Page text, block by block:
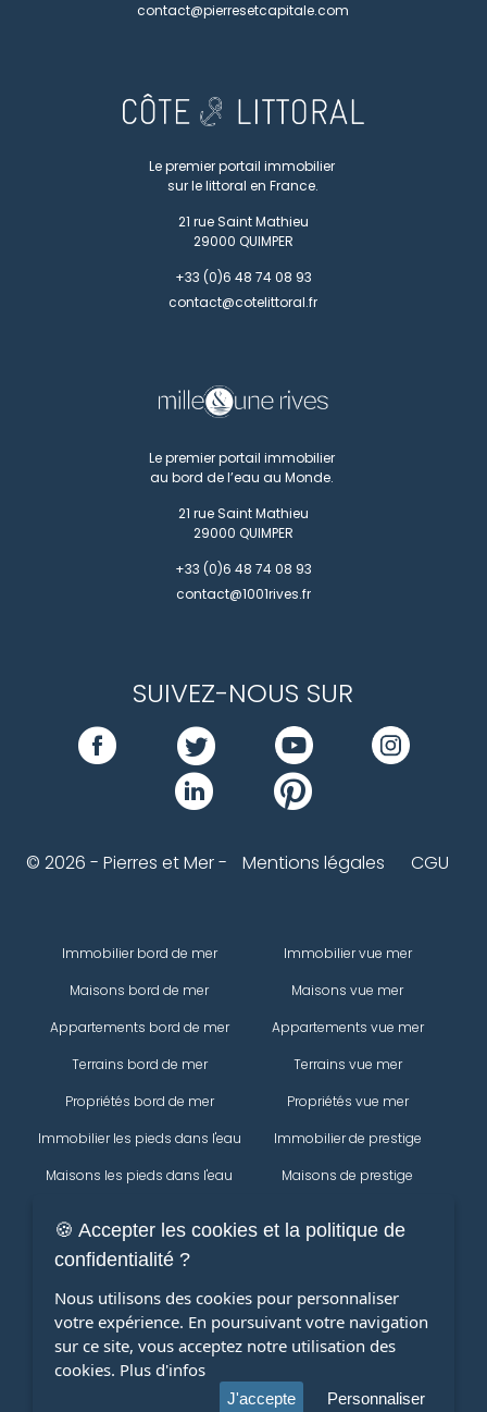
Modifier votre recherche
contact@pierresetcapitale.com
Le premier portail immobilier
sur le littoral en France.
21 rue Saint Mathieu
29000 QUIMPER
+33 (0)6 48 74 08 93
contact@cotelittoral.fr
Le premier portail immobilier
au bord de l’eau au Monde.
21 rue Saint Mathieu
29000 QUIMPER
+33 (0)6 48 74 08 93
contact@1001rives.fr
SUIVEZ-NOUS SUR
© 2026 - Pierres et Mer - Mentions légales CGU
Immobilier bord de mer
Maisons bord de mer
Appartements bord de mer
Terrains bord de mer
Propriétés bord de mer
Immobilier vue mer
Maisons vue mer
Appartements vue mer
Terrains vue mer
Propriétés vue mer
Immobilier les pieds dans l'eau
Maisons les pieds dans l'eau
l'eau
Propriétés les pieds dans l'eau
Immobilier de prestige
Maisons de prestige
Maisons
terrains
🍪 Accepter les cookies et la politique de
confidentialité ?
Nous utilisons des cookies pour personnaliser
votre expérience. En poursuivant votre navigation
sur ce site, vous acceptez notre utilisation des
cookies. Plus d'infos
J'accepte Personnaliser